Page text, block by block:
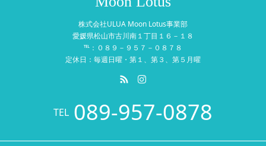
株式会社ULUA Moon Lotus事業部
愛媛県松山市古川南１丁目１６－１８
℡：０８９－９５７－０８７８
定休日：毎週日曜・第１、第３、第５月曜
TEL 089-957-0878